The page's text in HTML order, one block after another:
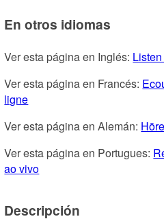
En otros idiomas
Ver esta página en Inglés:
Ver esta página en Francés:
ligne
Ver esta página en Alemán:
Ver esta página en Portugues:
ao vivo
Descripción